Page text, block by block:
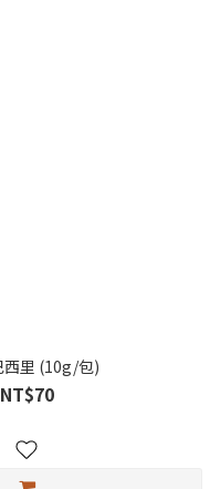
味旅 巴西里 (10g/包)
NT$70